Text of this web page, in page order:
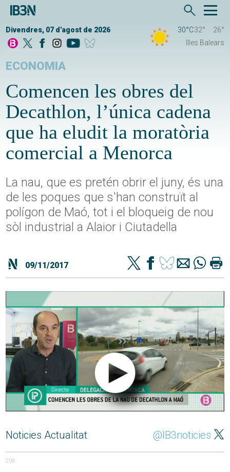
Divendres, 07 d'agost de 2026 30°C32°
26°
Illes Balears
ECONOMIA
Comencen les obres del
Decathlon, l’única cadena
que ha eludit la moratòria
comercial a Menorca
La nau, que es pretén obrir el juny, és una
de les poques que s'han construït al
polígon de Maó, tot i el bloqueig de nou
sòl industrial a Alaior i Ciutadella
09/11/2017
Noticies Actualitat @IB3noticies
209